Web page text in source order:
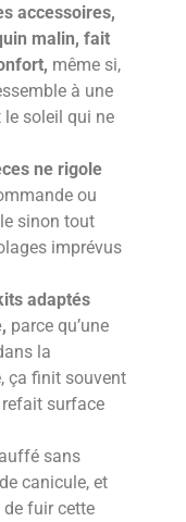
accessoires,
malin, fait
même si,
à une
soleil qui ne
ne rigole
ou
sinon tout
imprévus
adaptés
parce qu’une
la
ça finit souvent
surface
sans
canicule, et
fuir cette